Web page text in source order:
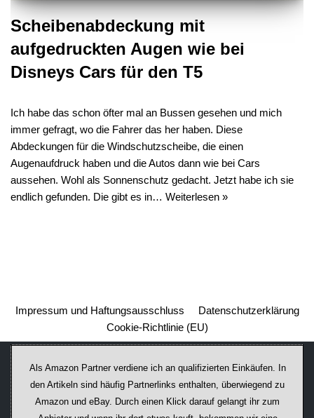
Scheibenabdeckung mit
aufgedruckten Augen wie bei
Disneys Cars für den T5
Ich habe das schon öfter mal an Bussen gesehen und mich
immer gefragt, wo die Fahrer das her haben. Diese
Abdeckungen für die Windschutzscheibe, die einen
Augenaufdruck haben und die Autos dann wie bei Cars
aussehen. Wohl als Sonnenschutz gedacht. Jetzt habe ich sie
endlich gefunden. Die gibt es in… Weiterlesen »
Impressum und Haftungsausschluss
Datenschutzerklärung
Cookie-Richtlinie (EU)
Als Amazon Partner verdiene ich an qualifizierten Einkäufen. In
den Artikeln sind häufig Partnerlinks enthalten, überwiegend zu
Amazon und eBay. Durch einen Klick darauf ge­lan­gt ihr zum